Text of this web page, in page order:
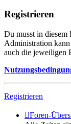
Registrieren
Du musst in
Administration
auch die jeweiligen
Registrieren
Foren-